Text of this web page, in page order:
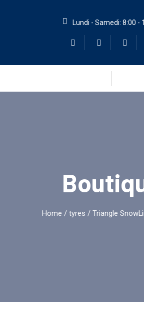
Lundi - Samedi: 8:00 -
Home / tyres / Triangle